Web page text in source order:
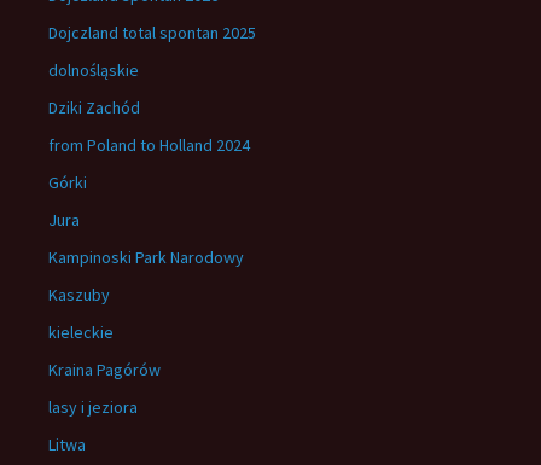
Dojczland total spontan 2025
dolnośląskie
Dziki Zachód
from Poland to Holland 2024
Górki
Jura
Kampinoski Park Narodowy
Kaszuby
kieleckie
Kraina Pagórów
lasy i jeziora
Litwa